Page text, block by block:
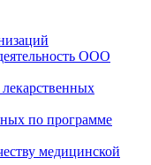
ООО
по программе
медицинской